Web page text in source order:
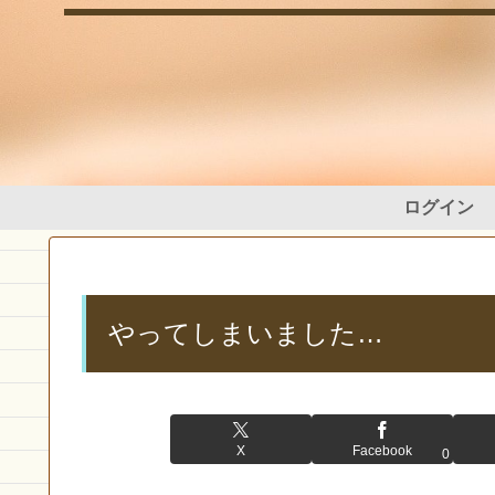
ログイン
やってしまいました…
X Facebook 0